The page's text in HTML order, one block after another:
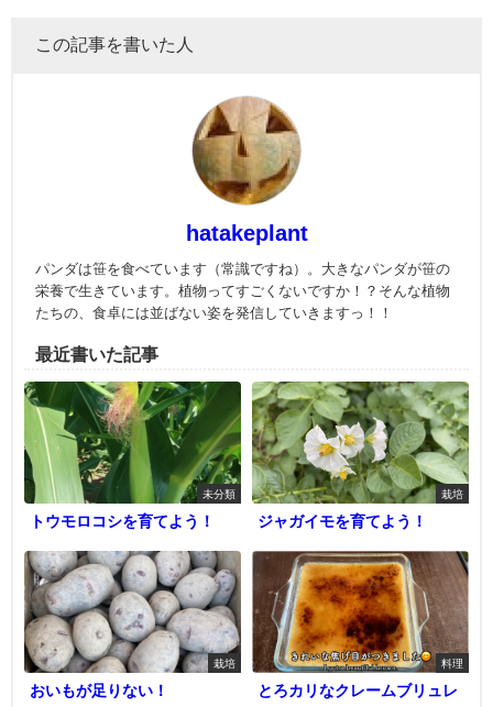
この記事を書いた人
hatakeplant
パンダは笹を食べています（常識ですね）。大きなパンダが笹の
栄養で生きています。植物ってすごくないですか！？そんな植物
たちの、食卓には並ばない姿を発信していきますっ！！
最近書いた記事
未分類
トウモロコシを育てよう！
栽培
ジャガイモを育てよう！
栽培
おいもが足りない！
料理
とろカリなクレームブリュレ